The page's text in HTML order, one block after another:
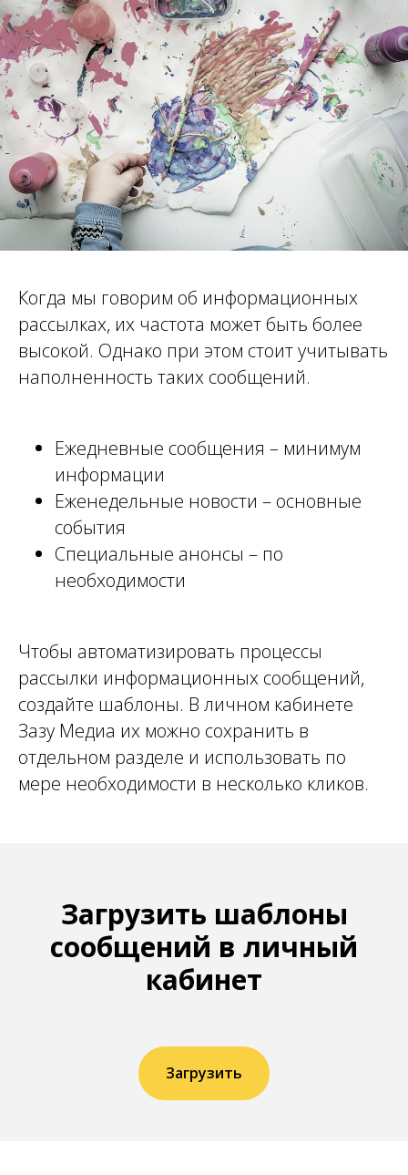
Когда мы говорим об информационных
рассылках, их частота может быть более
высокой. Однако при этом стоит учитывать
наполненность таких сообщений.
Ежедневные сообщения – минимум
информации
Еженедельные новости – основные
события
Специальные анонсы – по
необходимости
Чтобы автоматизировать процессы
рассылки информационных сообщений,
создайте шаблоны. В личном кабинете
Зазу Медиа их можно сохранить в
отдельном разделе и использовать по
мере необходимости в несколько кликов.
Загрузить шаблоны
сообщений в личный
кабинет
Загрузить